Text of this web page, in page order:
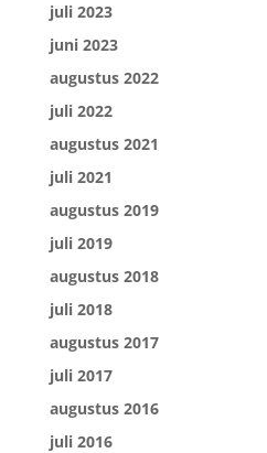
juli 2023
juni 2023
augustus 2022
juli 2022
augustus 2021
juli 2021
augustus 2019
juli 2019
augustus 2018
juli 2018
augustus 2017
juli 2017
augustus 2016
juli 2016